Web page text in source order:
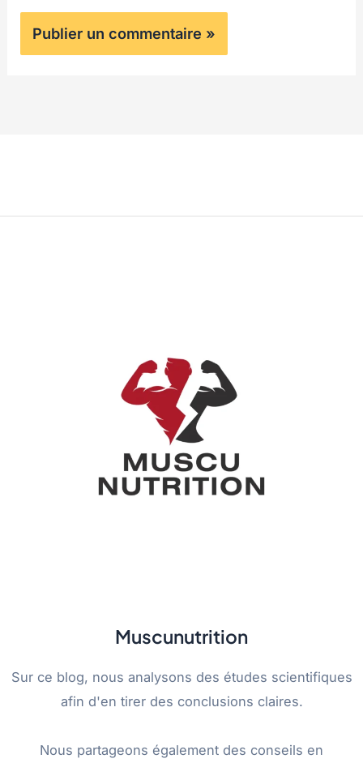
Muscunutrition
Sur ce blog, nous analysons des études scientifiques
afin d'en tirer des conclusions claires.
Nous partageons également des conseils en